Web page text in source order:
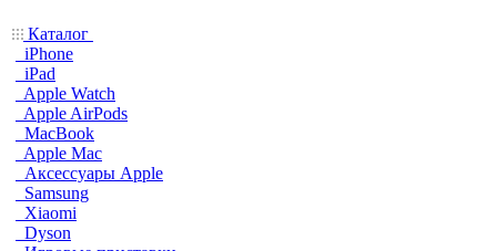
Каталог
iPhone
iPad
Apple Watch
Apple AirPods
MacBook
Apple Mac
Аксессуары Apple
Samsung
Xiaomi
Dyson